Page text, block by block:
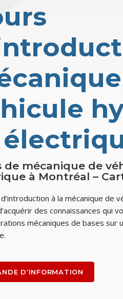
de mécanique de
à Montréal –
à la mécanique de
des connaissances qui
mécaniques de bases sur
D’INFORMATION